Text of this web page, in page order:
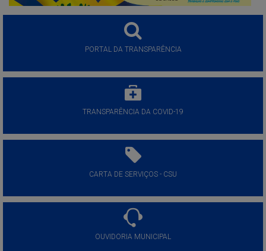
PORTAL DA TRANSPARÊNCIA
TRANSPARÊNCIA DA COVID-19
CARTA DE SERVIÇOS - CSU
OUVIDORIA MUNICIPAL